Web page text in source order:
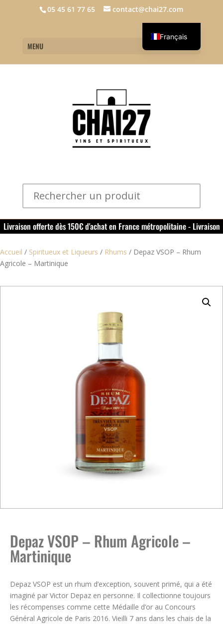
05 45 61 77 65 contact@chai27.com
MENU
Livraison offerte dès 150€ d'achat en France métropolitaine - Livraison
offerte dans le rouillacais (16) dès 50€ d'achat
Accueil / Spiritueux et Liqueurs / Rhums / Depaz VSOP – Rhum
Agricole – Martinique
Depaz VSOP – Rhum Agricole –
Martinique
Depaz VSOP est un rhum d’exception, souvent primé, qui a été
imaginé par Victor Depaz en personne. Il collectionne toujours
les récompenses comme cette Médaille d’or au Concours
Général Agricole de Paris 2016. Vieilli 7 ans dans les chais de la
Français
English